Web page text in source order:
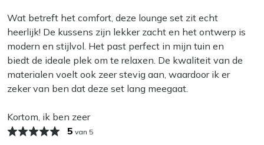
binnen op te bergen om de kleur en levensduur te
schoonmaken en het aanbrengen van een beschermende
van je voetenbank.
Om de kleur en levensduur van het kussen te verlengen,
zelfs bij de meest sneldrogende en waterafstotende
regen blijft elke stof ook enige tijd nat, waardoor het niet
vochtproblemen te voorkomen.
Wat betreft het comfort, deze lounge set zit echt
heerlijk! De kussens zijn lekker zacht en het ontwerp is
modern en stijlvol. Het past perfect in mijn tuin en
biedt de ideale plek om te relaxen. De kwaliteit van de
materialen voelt ook zeer stevig aan, waardoor ik er
zeker van ben dat deze set lang meegaat.
Kortom, ik ben zeer
5 van 5